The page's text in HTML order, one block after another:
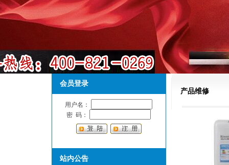
会员登录
用户名：
密 码：
站内公告
心，是林内热水器指定维修服务网
产品维修